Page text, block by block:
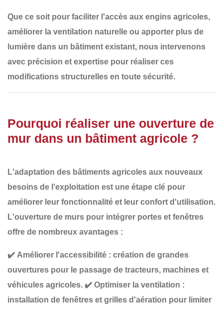
Que ce soit pour faciliter l'accès aux engins agricoles,
améliorer la ventilation naturelle ou apporter plus de
lumière dans un bâtiment existant, nous intervenons
avec précision et expertise pour réaliser ces
modifications structurelles en toute sécurité.
Pourquoi réaliser une ouverture de
mur dans un bâtiment agricole ?
L'adaptation des bâtiments agricoles aux nouveaux
besoins de l'exploitation est une étape clé pour
améliorer leur fonctionnalité et leur confort d'utilisation.
L'ouverture de murs pour intégrer portes et fenêtres
offre de nombreux avantages :
✔️ Améliorer l'accessibilité : création de grandes
ouvertures pour le passage de tracteurs, machines et
véhicules agricoles. ✔️ Optimiser la ventilation :
installation de fenêtres et grilles d'aération pour limiter